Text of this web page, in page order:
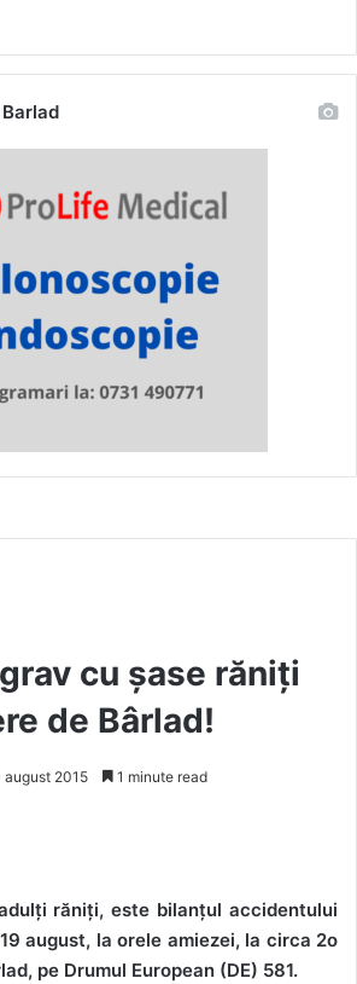
cu șase răniți
de Bârlad!
august 2015 1 minute read
răniți, este bilanțul accidentului
august, la orele amiezei, la circa 2o
pe Drumul European (DE) 581.